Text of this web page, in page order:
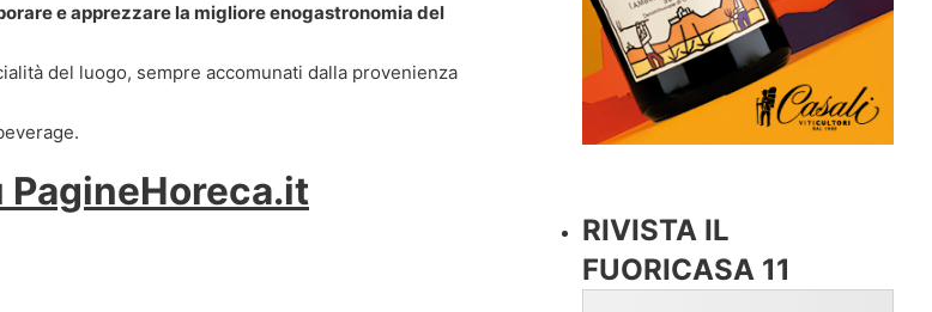
e apprezzare la migliore enogastronomia del
del luogo, sempre accomunati dalla provenienza
RIVISTA IL
FUORICASA 11